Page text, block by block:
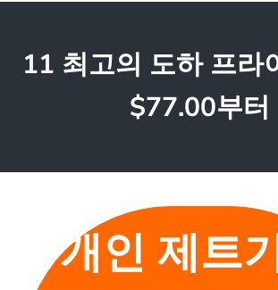
11 최고의 도하 프라
$77.00부터
개인 제트